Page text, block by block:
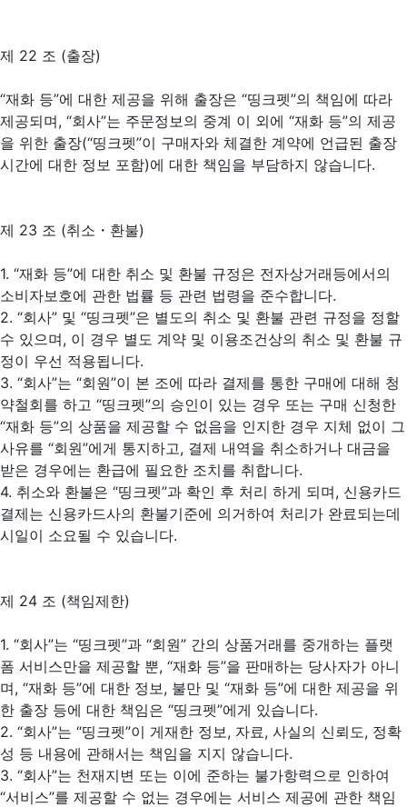
제 22 조 (출장)
“재화 등”에 대한 제공을 위해 출장은 “띵크펫”의 책임에 따라
제공되며, “회사”는 주문정보의 중계 이 외에 “재화 등”의 제공
을 위한 출장(“띵크펫”이 구매자와 체결한 계약에 언급된 출장
시간에 대한 정보 포함)에 대한 책임을 부담하지 않습니다.
제 23 조 (취소・환불)
1. “재화 등”에 대한 취소 및 환불 규정은 전자상거래등에서의
소비자보호에 관한 법률 등 관련 법령을 준수합니다.
2. “회사” 및 “띵크펫”은 별도의 취소 및 환불 관련 규정을 정할
수 있으며, 이 경우 별도 계약 및 이용조건상의 취소 및 환불 규
정이 우선 적용됩니다.
3. “회사”는 “회원”이 본 조에 따라 결제를 통한 구매에 대해 청
약철회를 하고 “띵크펫”의 승인이 있는 경우 또는 구매 신청한
“재화 등”의 상품을 제공할 수 없음을 인지한 경우 지체 없이 그
사유를 “회원”에게 통지하고, 결제 내역을 취소하거나 대금을
받은 경우에는 환급에 필요한 조치를 취합니다.
4. 취소와 환불은 “띵크펫”과 확인 후 처리 하게 되며, 신용카드
결제는 신용카드사의 환불기준에 의거하여 처리가 완료되는데
시일이 소요될 수 있습니다.
제 24 조 (책임제한)
1. “회사”는 “띵크펫”과 “회원” 간의 상품거래를 중개하는 플랫
폼 서비스만을 제공할 뿐, “재화 등”을 판매하는 당사자가 아니
며, “재화 등”에 대한 정보, 불만 및 “재화 등”에 대한 제공을 위
한 출장 등에 대한 책임은 “띵크펫”에게 있습니다.
2. “회사”는 “띵크펫”이 게재한 정보, 자료, 사실의 신뢰도, 정확
성 등 내용에 관해서는 책임을 지지 않습니다.
3. “회사”는 천재지변 또는 이에 준하는 불가항력으로 인하여
“서비스”를 제공할 수 없는 경우에는 서비스 제공에 관한 책임